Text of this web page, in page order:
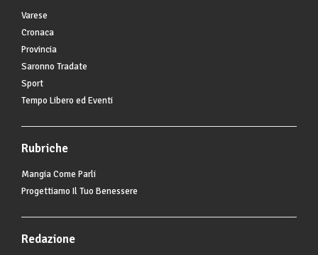
Varese
Cronaca
Provincia
Saronno Tradate
Sport
Tempo Libero ed Eventi
Rubriche
Mangia Come Parli
Progettiamo Il Tuo Benessere
Redazione